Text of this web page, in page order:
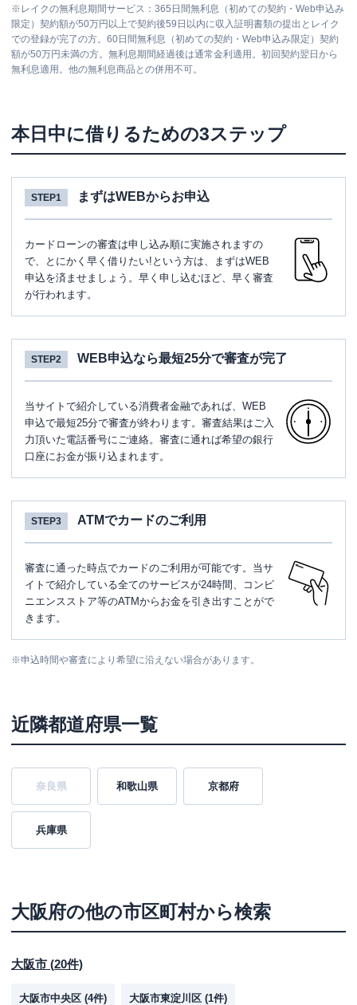
※ レイクの無利息期間サービス：365日間無利息（初めての契約・Web申込み
限定）契約額が50万円以上で契約後59日以内に収入証明書類の提出とレイク
での登録が完了の方。60日間無利息（初めての契約・Web申込み限定）契約
額が50万円未満の方。無利息期間経過後は通常金利適用。初回契約翌日から
無利息適用。他の無利息商品との併用不可。
本日中に借りるための3ステップ
STEP1 まずはWEBからお申込
カードローンの審査は申し込み順に実施されますの
で、とにかく早く借りたい!という方は、まずはWEB
申込を済ませましょう。早く申し込むほど、早く審査
が行われます。
STEP2 WEB申込なら最短25分で審査が完了
当サイトで紹介している消費者金融であれば、WEB
申込で最短25分で審査が終わります。審査結果はご入
力頂いた電話番号にご連絡。審査に通れば希望の銀行
口座にお金が振り込まれます。
STEP3 ATMでカードのご利用
審査に通った時点でカードのご利用が可能です。当サ
イトで紹介している全てのサービスが24時間、コンビ
ニエンスストア等のATMからお金を引き出すことがで
きます。
※申込時間や審査により希望に沿えない場合があります。
近隣都道府県一覧
奈良県 和歌山県 京都府
兵庫県
大阪府の他の市区町村から検索
大阪市 (20件)
大阪市中央区 (4件) 大阪市東淀川区 (1件)